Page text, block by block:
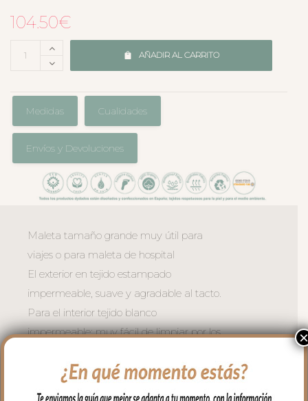
104.50€
AÑADIR AL CARRITO
Medidas Cualidades
Envíos y Devoluciones
Maleta tamaño grande muy útil para
viajes o para maleta de hospital
El exterior en tejido estampado
impermeable, suave y agradable al tacto.
Para el interior tejido blanco
impermeable; muy fácil de limpiar por los
necesites puedes lavar en lavadora
×